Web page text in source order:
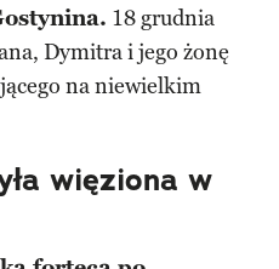
18 grudnia
Dymitra i jego żonę
na niewielkim
więziona w